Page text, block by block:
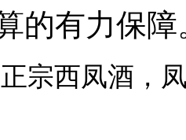
的有力保障
正宗西凤酒